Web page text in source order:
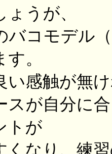
うが、
バコモデル
。
い感触が無
スが自分に
トが
くなり、練